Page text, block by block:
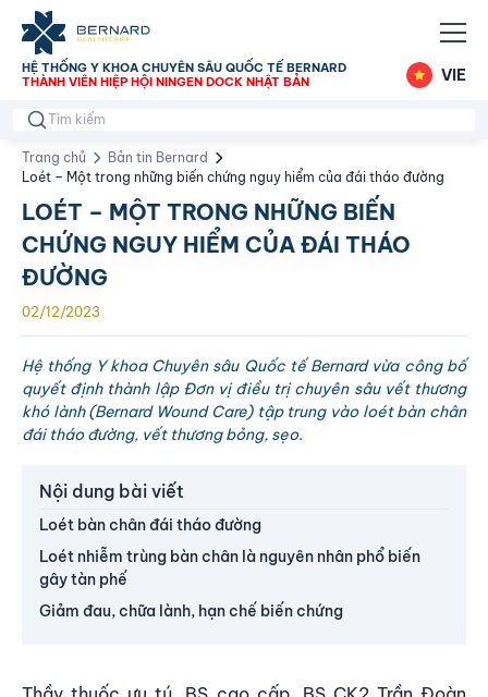
HỆ THỐNG Y KHOA CHUYÊN SÂU QUỐC TẾ BERNARD
THÀNH VIÊN HIỆP HỘI NINGEN DOCK NHẬT BẢN
VIE
Trang chủ
Bản tin Bernard
Loét – Một trong những biến chứng nguy hiểm của đái tháo đường
LOÉT – MỘT TRONG NHỮNG BIẾN
CHỨNG NGUY HIỂM CỦA ĐÁI THÁO
ĐƯỜNG
02/12/2023
Hệ thống Y khoa Chuyên sâu Quốc tế Bernard vừa công bố
quyết định thành lập Đơn vị điều trị chuyên sâu vết thương
khó lành (Bernard Wound Care) tập trung vào loét bàn chân
đái tháo đường, vết thương bỏng, sẹo.
Nội dung bài viết
Loét bàn chân đái tháo đường
Loét nhiễm trùng bàn chân là nguyên nhân phổ biến
gây tàn phế
Giảm đau, chữa lành, hạn chế biến chứng